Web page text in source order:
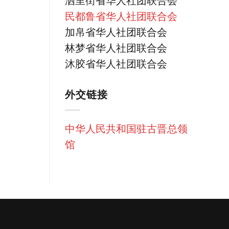
民都鲁省华人社团联合会
加帛省华人社团联合会
林梦省华人社团联合会
沐胶省华人社团联合会
外交链接
中华人民共和国驻古晋总领
馆